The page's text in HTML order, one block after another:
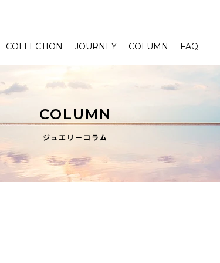
COLLECTION JOURNEY COLUMN FAQ
COLUMN
ジュエリーコラム